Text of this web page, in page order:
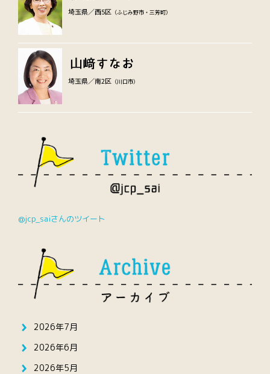
埼玉県／西5区 （ふじみ野市・三芳町）
埼玉県／南2区 （川口市）
@jcp_saiさんのツイート
2026年7月
2026年6月
2026年5月